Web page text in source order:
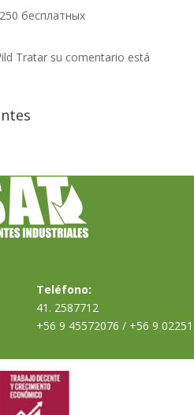
бесплатных
Tratar su comentario está
Teléfono:
41. 2587712
+56 9 45572076 / +56 9